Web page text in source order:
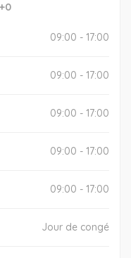
09:00 - 17:00
09:00 - 17:00
09:00 - 17:00
09:00 - 17:00
09:00 - 17:00
Jour de congé